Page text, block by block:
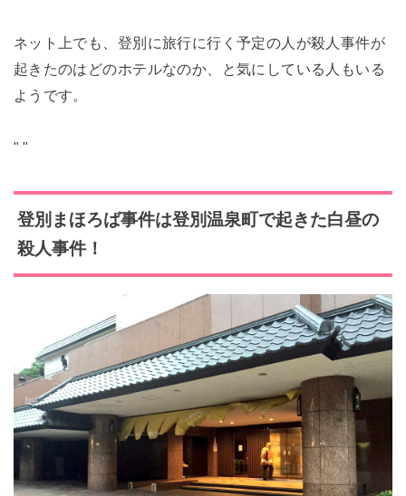
ネット上でも、登別に旅行に行く予定の人が殺人事件が
起きたのはどのホテルなのか、と気にしている人もいる
ようです。
" "
登別まほろば事件は登別温泉町で起きた白昼の
殺人事件！